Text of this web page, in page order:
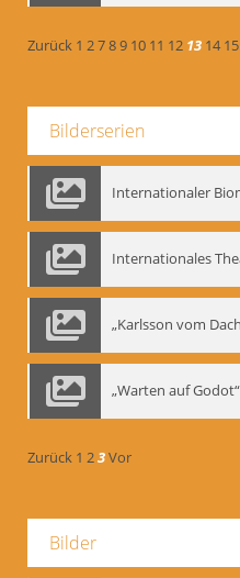
Zurück 1 2789 10 11 12 13 14 15
Bilderserien
Zurück 1 23Vor
Bilder